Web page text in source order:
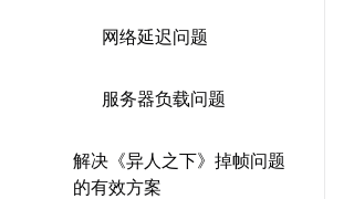
网络延迟问题
服务器负载问题
解决《异人之下》掉帧问题
的有效方案